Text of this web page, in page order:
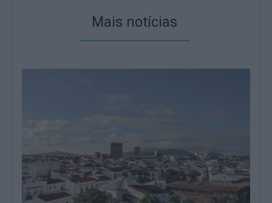
Mais notícias